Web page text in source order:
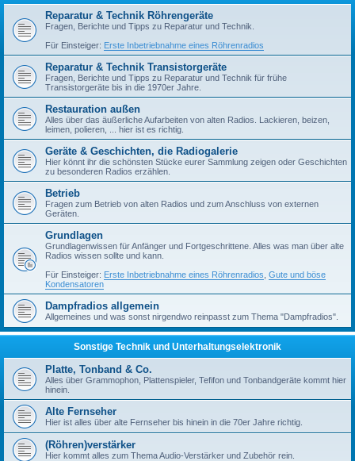
Reparatur & Technik Röhrengeräte
Fragen, Berichte und Tipps zu Reparatur und Technik.
Für Einsteiger: Erste Inbetriebnahme eines Röhrenradios
Reparatur & Technik Transistorgeräte
Fragen, Berichte und Tipps zu Reparatur und Technik für frühe
Transistorgeräte bis in die 1970er Jahre.
Restauration außen
Alles über das äußerliche Aufarbeiten von alten Radios. Lackieren, beizen,
leimen, polieren, ... hier ist es richtig.
Geräte & Geschichten, die Radiogalerie
Hier könnt ihr die schönsten Stücke eurer Sammlung zeigen oder Geschichten
zu besonderen Radios erzählen.
Betrieb
Fragen zum Betrieb von alten Radios und zum Anschluss von externen
Geräten.
Grundlagen
Grundlagenwissen für Anfänger und Fortgeschrittene. Alles was man über alte
Radios wissen sollte und kann.
Für Einsteiger: Erste Inbetriebnahme eines Röhrenradios Gute und böse
Kondensatoren
Dampfradios allgemein
Allgemeines und was sonst nirgendwo reinpasst zum Thema "Dampfradios".
Sonstige Technik und Unterhaltungselektronik
Platte, Tonband & Co.
Alles über Grammophon, Plattenspieler, Tefifon und Tonbandgeräte kommt hier
hinein.
Alte Fernseher
Hier ist alles über alte Fernseher bis hinein in die 70er Jahre richtig.
(Röhren)verstärker
Hier kommt alles zum Thema Audio-Verstärker und Zubehör rein.